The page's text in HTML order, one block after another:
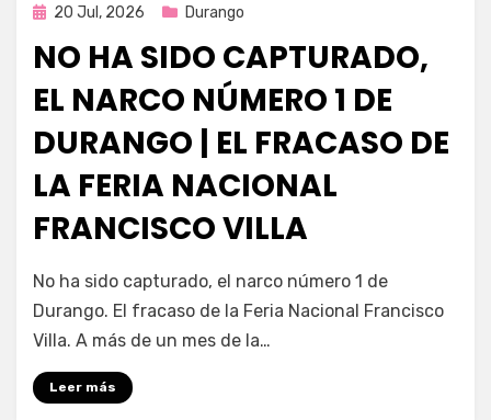
Publicada
20 Jul, 2026 Durango
NO HA SIDO CAPTURADO,
EL NARCO NÚMERO 1 DE
DURANGO | EL FRACASO DE
LA FERIA NACIONAL
FRANCISCO VILLA
por Fernando Miranda Servín
No ha sido capturado, el narco número 1 de
Durango. El fracaso de la Feria Nacional Francisco
Villa. A más de un mes de la…
Leer más